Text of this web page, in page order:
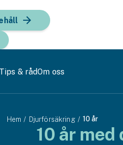
Tips & rådOm oss
Hem Djurförsäkring 10 år
10 år